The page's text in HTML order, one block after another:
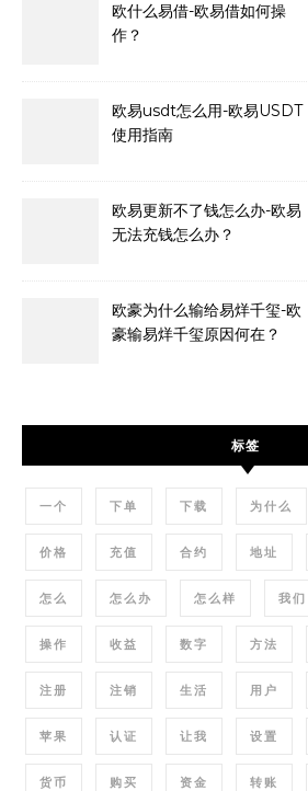
欧什么易借-欧易借如何操
作？
欧易usdt怎么用-欧易USDT
使用指南
欧易更新不了钱怎么办-欧易
无法充钱怎么办？
欧豪为什么输给易烊千玺-欧
豪输易烊千玺原因何在？
标签
一个 下单 下载 为什么
价格 充值 合约 地址
怎么 怎么办 怎么样 我们
操作 收益 数字 方法
注册 注销 生活 用户
苹果 认证 让我 设置
货币 购买 资金 转账